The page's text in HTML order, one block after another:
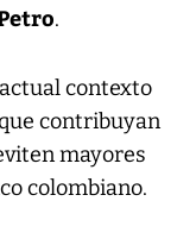
.
contexto
contribuyan
mayores
colombiano.